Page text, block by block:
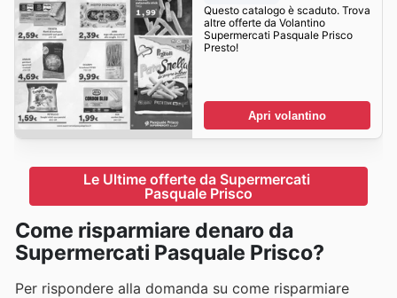
Questo catalogo è scaduto. Trova
altre offerte da Volantino
Supermercati Pasquale Prisco
Presto!
Apri volantino
Le Ultime offerte da Supermercati
Pasquale Prisco
Come risparmiare denaro da
Supermercati Pasquale Prisco?
Per rispondere alla domanda su come risparmiare